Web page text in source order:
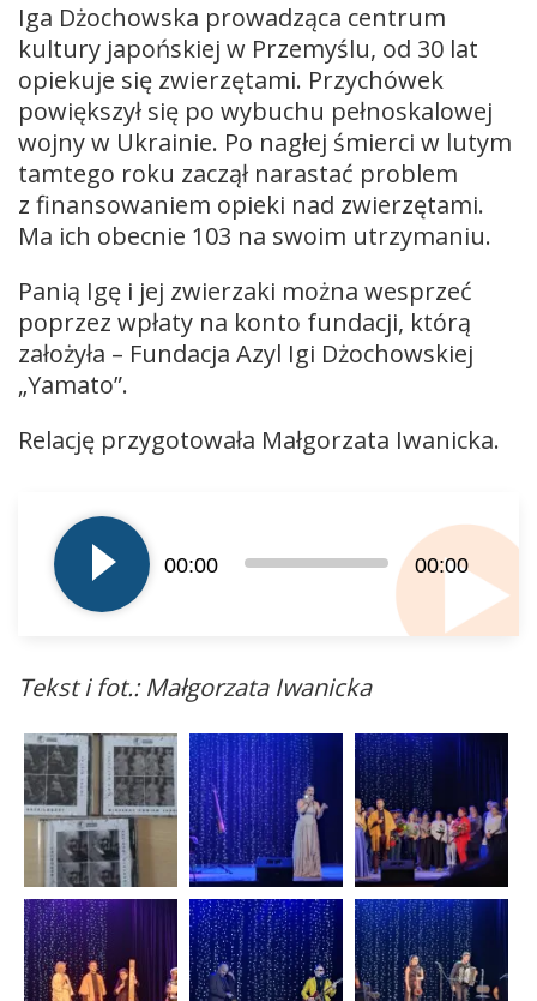
Iga Dżochowska prowadząca centrum
kultury japońskiej w Przemyślu, od 30 lat
opiekuje się zwierzętami. Przychówek
powiększył się po wybuchu pełnoskalowej
wojny w Ukrainie. Po nagłej śmierci w lutym
tamtego roku zaczął narastać problem
z finansowaniem opieki nad zwierzętami.
Ma ich obecnie 103 na swoim utrzymaniu.
Panią Igę i jej zwierzaki można wesprzeć
poprzez wpłaty na konto fundacji, którą
założyła – Fundacja Azyl Igi Dżochowskiej
„Yamato”.
Relację przygotowała Małgorzata Iwanicka.
plików
dźwiękowych
00:00 00:00
Tekst i fot.: Małgorzata Iwanicka